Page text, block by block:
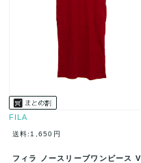
FILA
送料:1,650円
フィラ ノースリーブワンピース V